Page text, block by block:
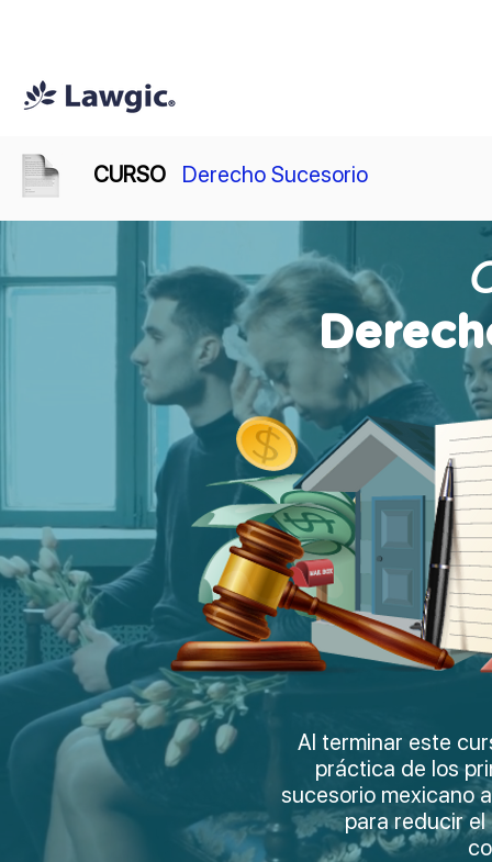
CURSO Derecho Sucesorio
Al terminar este
práctica de los
sucesorio mexicano
para reducir